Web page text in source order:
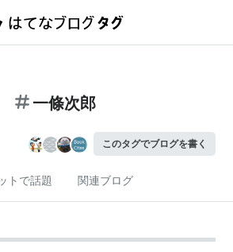
一條次郎
このタグでブログを書く
トで話題 関連ブログ